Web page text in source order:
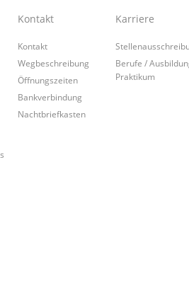
Kontakt
Kontakt
Wegbeschreibung
Öffnungszeiten
Bankverbindung
Nachtbriefkasten
Karriere
Berufe /
Praktikum